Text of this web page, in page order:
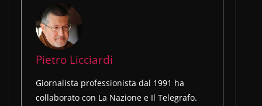
Pietro Licciardi
Giornalista professionista dal 1991 ha
collaborato con La Nazione e Il Telegrafo.